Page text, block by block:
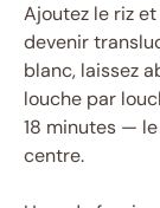
Ajoutez le riz
devenir
blanc, laissez
louche par
18 minutes —
centre.